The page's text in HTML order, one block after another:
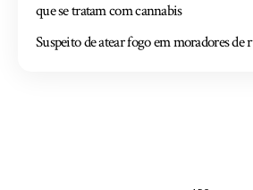
que se tratam com cannabis
Suspeito de atear fogo em moradores de